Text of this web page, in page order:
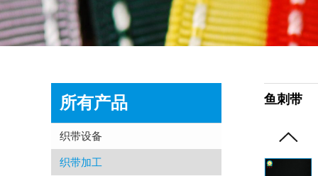
鱼刺带
所有产品
织带设备
织带加工